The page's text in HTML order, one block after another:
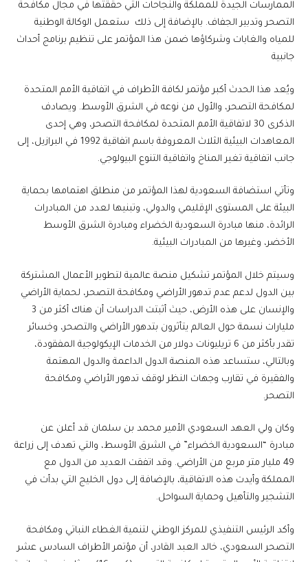
الممارسات الجيدة للمملكة والنجاحات التي حققتها في مجال مكافحة
التصحر وتدبير الجفاف. بالإضافة إلى ذلك ستعمل الوكالة الوطنية
للمياه والغابات وشركاؤها ضمن هذا المؤتمر على تنظيم برنامج أحداث
جانبية
ويُعد هذا الحدث أكبر مؤتمر لكافة الأطراف في اتفاقية الأمم المتحدة
لمكافحة التصحر، والأول من نوعه في الشرق الأوسط. ويصادف
الذكرى 30 لاتفاقية الأمم المتحدة لمكافحة التصحر، وهي إحدى
المعاهدات البيئية الثلاث المعروفة باسم اتفاقية 1992 في البرازيل، إلى
جانب اتفاقية تغير المناخ واتفاقية التنوع البيولوجي.
وتأتي استضافة السعودية لهذا المؤتمر من منطلق اهتمامها بحماية
البيئة على المستوى الإقليمي والدولي، وتبنيها لعدد من المبادرات
الرائدة، منها مبادرة السعودية الخضراء ومبادرة الشرق الأوسط
الأخضر، وغيرها من المبادرات البيئية.
وسيتم خلال المؤتمر تشكيل منصة عالمية لتطوير الأعمال المشتركة
بين الدول لدعم عدم تدهور الأراضي ومكافحة التصحر، لحماية الأراضي
والإنسان على هذه الأرض، حيث أثبتت الدراسات أن هناك أكثر من 3
مليارات نسمة حول العالم يتأثرون بتدهور الأراضي والتصحر، وخسائر
تقدر بأكثر من 6 تريليونات دولار من الخدمات الإيكولوجية المفقودة،
وبالتالي، ستساعد هذه المنصة الدول الداعمة والدول المهتمة
والفقيرة في تقارب وجهات النظر لوقف تدهور الأراضي ومكافحة
التصحر.
وكان ولي العهد السعودي الأمير محمد بن سلمان قد أعلن عن
مبادرة “السعودية الخضراء” في الشرق الأوسط، والتي تهدف إلى زراعة
49 مليار متر مربع من الأراضي. وقد اتفقت العديد من الدول مع
المملكة وأيدت هذه الاتفاقية، بالإضافة إلى دول الخليج التي بدأت في
التشجير والتأهيل وحماية السواحل.
وأكد الرئيس التنفيذي للمركز الوطني لتنمية الغطاء النباتي ومكافحة
التصحر السعودي، خالد العبد القادر، أن مؤتمر الأطراف السادس عشر